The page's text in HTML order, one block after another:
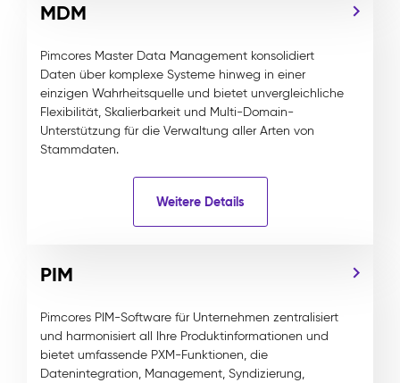
MDM
Pimcores Master Data Management konsolidiert
Daten über komplexe Systeme hinweg in einer
einzigen Wahrheitsquelle und bietet unvergleichliche
Flexibilität, Skalierbarkeit und Multi-Domain-
Unterstützung für die Verwaltung aller Arten von
Stammdaten.
Weitere Details
PIM
Pimcores PIM-Software für Unternehmen zentralisiert
und harmonisiert all Ihre Produktinformationen und
bietet umfassende PXM-Funktionen, die
Datenintegration, Management, Syndizierung,